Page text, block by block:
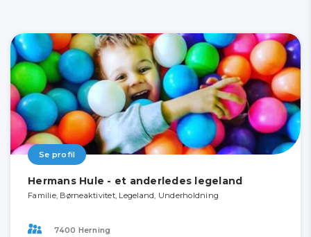
Se profil
Hermans Hule - et anderledes legeland
Familie, Børneaktivitet, Legeland, Underholdning
7400 Herning